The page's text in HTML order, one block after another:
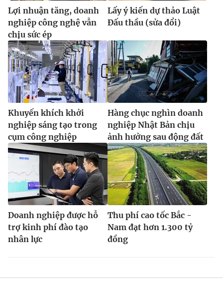
Lợi nhuận tăng, doanh
nghiệp công nghệ vẫn
chịu sức ép
Lấy ý kiến dự thảo Luật
Đấu thầu (sửa đổi)
Khuyến khích khởi
nghiệp sáng tạo trong
cụm công nghiệp
Hàng chục nghìn doanh
nghiệp Nhật Bản chịu
ảnh hưởng sau động đất
Doanh nghiệp được hỗ
trợ kinh phí đào tạo
nhân lực
Thu phí cao tốc Bắc -
Nam đạt hơn 1.300 tỷ
đồng